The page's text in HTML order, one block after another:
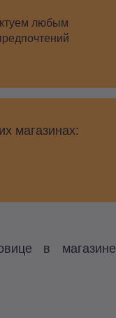
любым
магазинах:
в магазине